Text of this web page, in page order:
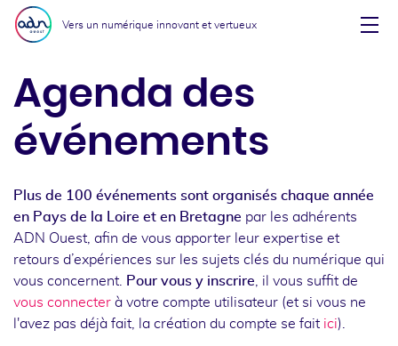
Aller au menu
Aller au contenu
Vers un numérique innovant et vertueux
Agenda des
événements
Plus de 100 événements sont organisés chaque année
en Pays de la Loire et en Bretagne par les adhérents
ADN Ouest, afin de vous apporter leur expertise et
retours d’expériences sur les sujets clés du numérique qui
vous concernent.
Pour vous y inscrire , il vous suffit de
vous connecter à votre compte utilisateur (et si vous ne
l'avez pas déjà fait, la création du compte se fait ici).